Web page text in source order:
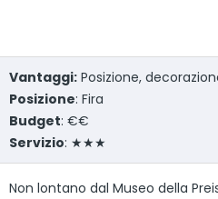
Vantaggi: Posizione,
Posizione: Fira
Budget: €€
Servizio: ★★★
Non lontano dal Museo della